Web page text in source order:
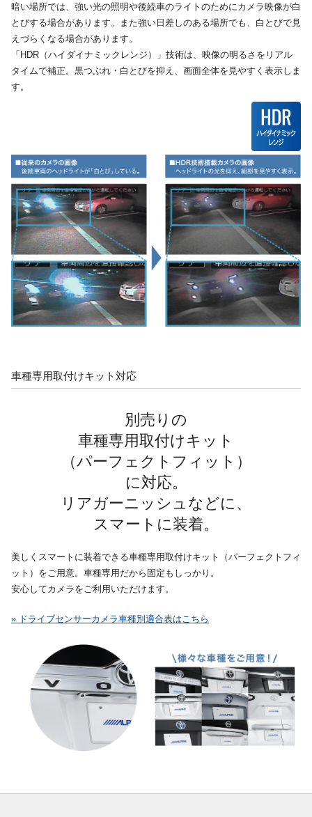
暗い場所では、強い光の照明や後続車のライトのためにカメラ映像が白
とびする場合があります。また強い日差しのある場所でも、白とびで見
えづらくなる場合があります。
「HDR（ハイダイナミックレンジ）」技術は、映像の明るさをリアル
タイムで補正。黒つぶれ・白とびを抑え、画面全体を見やすく表示しま
す。
車種専用取付けキット対応
別売りの
車種専用取付けキット
（パーフェクトフィット）
に対応。
リアガーニッシュなどに、
スマートに装着。
美しくスマートに装着できる車種専用取付けキット（パーフェクトフィ
ット）をご用意。車種専用だから固定もしっかり。
安心してカメラをご利用いただけます。
» ドライブセンサーカメラ車種別適合表はこちら